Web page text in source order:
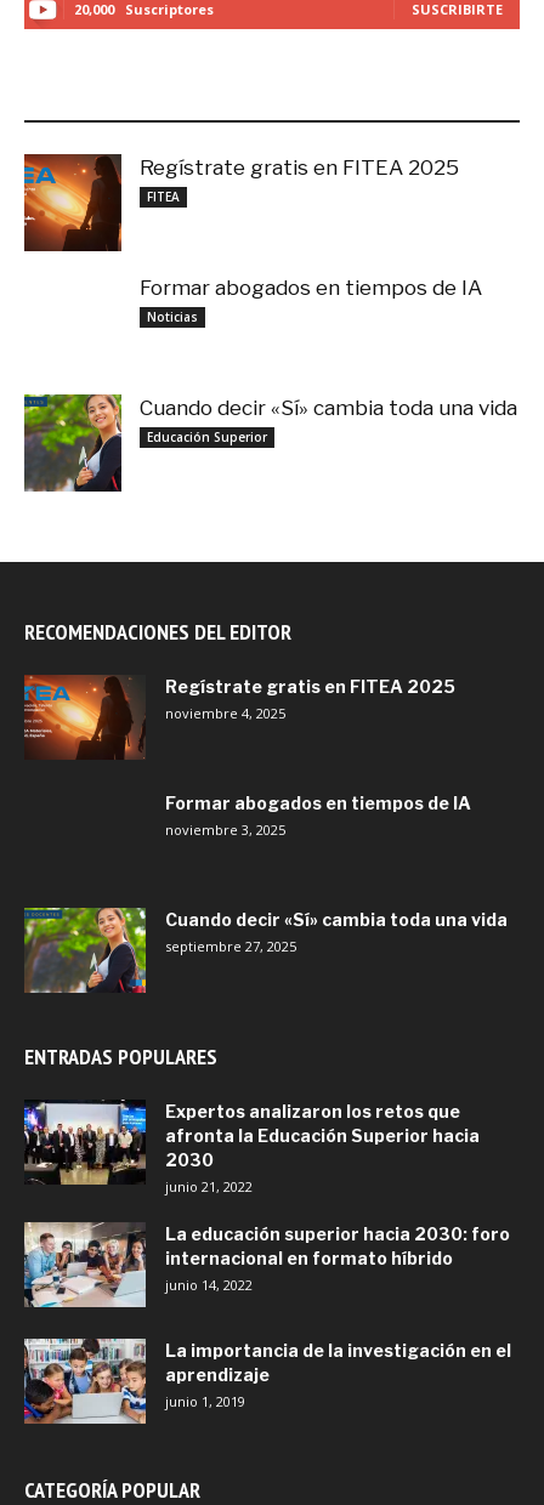
20,000 Suscriptores SUSCRIBIRTE
Regístrate gratis en FITEA 2025
FITEA
Formar abogados en tiempos de IA
Noticias
Cuando decir «Sí» cambia toda una vida
Educación Superior
RECOMENDACIONES DEL EDITOR
Regístrate gratis en FITEA 2025
noviembre 4, 2025
Formar abogados en tiempos de IA
noviembre 3, 2025
Cuando decir «Sí» cambia toda una vida
septiembre 27, 2025
ENTRADAS POPULARES
Expertos analizaron los retos que
afronta la Educación Superior hacia
2030
junio 21, 2022
La educación superior hacia 2030: foro
internacional en formato híbrido
junio 14, 2022
La importancia de la investigación en el
aprendizaje
junio 1, 2019
CATEGORÍA POPULAR